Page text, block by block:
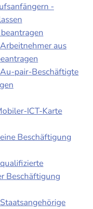
-
aus
pair-Beschäftigte
ICT-Karte
Beschäftigung
Beschäftigung